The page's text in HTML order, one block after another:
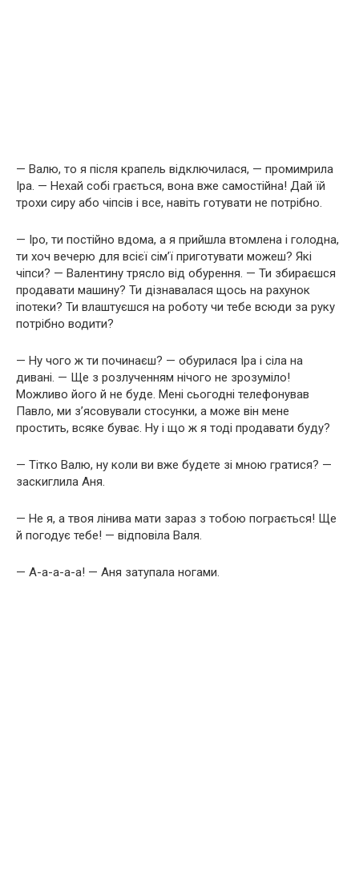
— Валю, то я після крапель відключилася, — промимрила
Іра. — Нехай собі грається, вона вже самостійна! Дай їй
трохи сиру або чіпсів і все, навіть готувати не потрібно.
— Іро, ти постійно вдома, а я прийшла втомлена і голодна,
ти хоч вечерю для всієї сім’ї приготувати можеш? Які
чіпси? — Валентину трясло від обурення. — Ти збираєшся
продавати машину? Ти дізнавалася щось на рахунок
іпотеки? Ти влаштуєшся на роботу чи тебе всюди за руку
потрібно водити?
— Ну чого ж ти починаєш? — обурилася Іра і сіла на
дивані. — Ще з розлученням нічого не зрозуміло!
Можливо його й не буде. Мені сьогодні телефонував
Павло, ми з’ясовували стосунки, а може він мене
простить, всяке буває. Ну і що ж я тоді продавати буду?
— Тітко Валю, ну коли ви вже будете зі мною гратися? —
заскиглила Аня.
— Не я, а твоя лінива мати зараз з тобою пограється! Ще
й погодує тебе! — відповіла Валя.
— А-а-а-а-а! — Аня затупала ногами.